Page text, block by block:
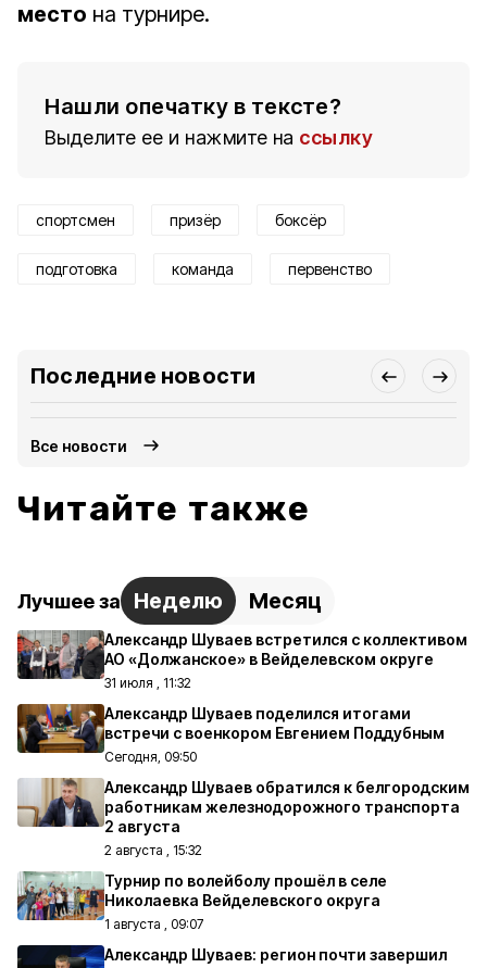
место на турнире.
Нашли опечатку в тексте?
Выделите ее и нажмите на ссылку
спортсмен призёр боксёр
подготовка команда первенство
Последние новости
Все новости
Читайте также
Лучшее за Неделю Месяц
Александр Шуваев встретился с коллективом
АО «Должанское» в Вейделевском округе
31 июля , 11:32
Александр Шуваев поделился итогами
встречи с военкором Евгением Поддубным
Сегодня, 09:50
Александр Шуваев обратился к белгородским
работникам железнодорожного транспорта
2 августа
2 августа , 15:32
Турнир по волейболу прошёл в селе
Николаевка Вейделевского округа
1 августа , 09:07
Александр Шуваев: регион почти завершил